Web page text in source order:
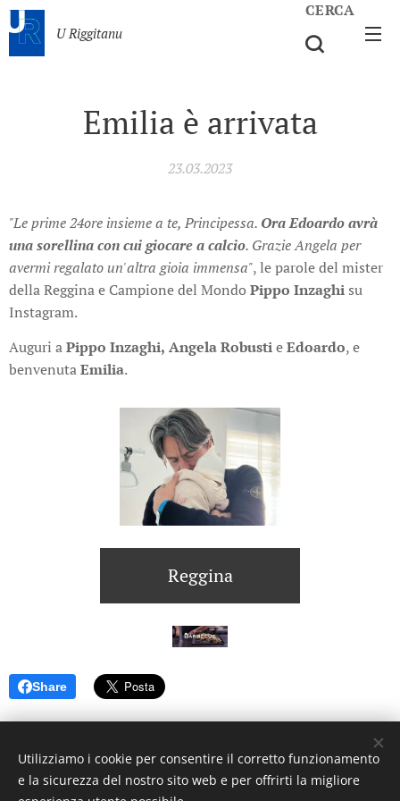
U Riggitanu
CERCA
Emilia è arrivata
23.03.2023
"Le prime 24ore insieme a te, Principessa. Ora Edoardo avrà
una sorellina con cui giocare a calcio. Grazie Angela per
avermi regalato un'altra gioia immensa", le parole del mister
della Reggina e Campione del Mondo Pippo Inzaghi su
Instagram.
Auguri aPippo Inzaghi, Angela RobustieEdoardo, e
benvenutaEmilia.
Reggina
Share
© 2023 Settimanale U Riggitanu. Tutti i diritti riservati.
Utilizziamo i cookie per consentire il corretto funzionamento
e la sicurezza del nostro sito web e per offrirti la migliore